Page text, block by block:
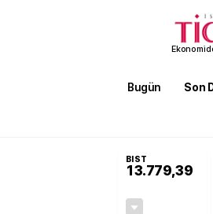
Bugün Son
BIST
13.779,39